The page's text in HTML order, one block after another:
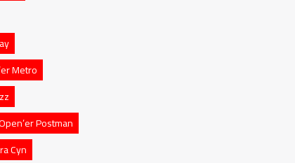
Metro
Postman
Cyn